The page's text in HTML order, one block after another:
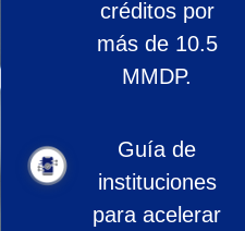
créditos por
más de 10.5
MMDP.
Guía de
instituciones
para acelerar